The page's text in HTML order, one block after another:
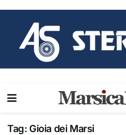
Tag: Gioia dei Marsi